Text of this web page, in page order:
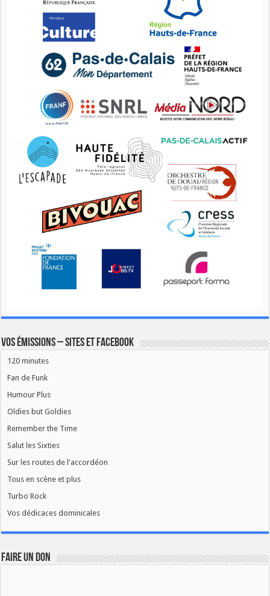
Vos émissions – Sites et Facebook
120 minutes
Fan de Funk
Humour Plus
Oldies but Goldies
Remember the Time
Salut les Sixties
Sur les routes de l'accordéon
Tous en scène et plus
Turbo Rock
Vos dédicaces dominicales
FAIRE UN DON